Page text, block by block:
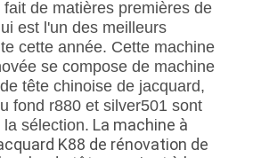
fait de matières premières de
est l'un des meilleurs
cette année. Cette machine
se compose de machine
tête chinoise de jacquard,
fond r880 et silver501 sont
sélection. La machine à
K88 de rénovation de